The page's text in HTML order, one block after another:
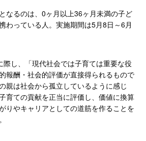
なるのは、0ヶ月以上36ヶ月未満の子ど
わっている人。実施期間は5月8日～6月
際し、「現代社会では子育ては重要な役
報酬・社会的評価が直接得られるもので
親は社会から孤立しているように感じ
育ての貢献を正当に評価し、価値に換算
りやキャリアとしての道筋を作ることを